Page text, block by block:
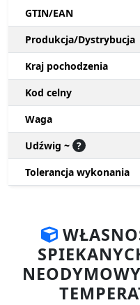
GTIN/EAN
Produkcja/Dystrybucja
Kraj pochodzenia
Kod celny
Waga
Udźwig ~ ?
Tolerancja wykonania